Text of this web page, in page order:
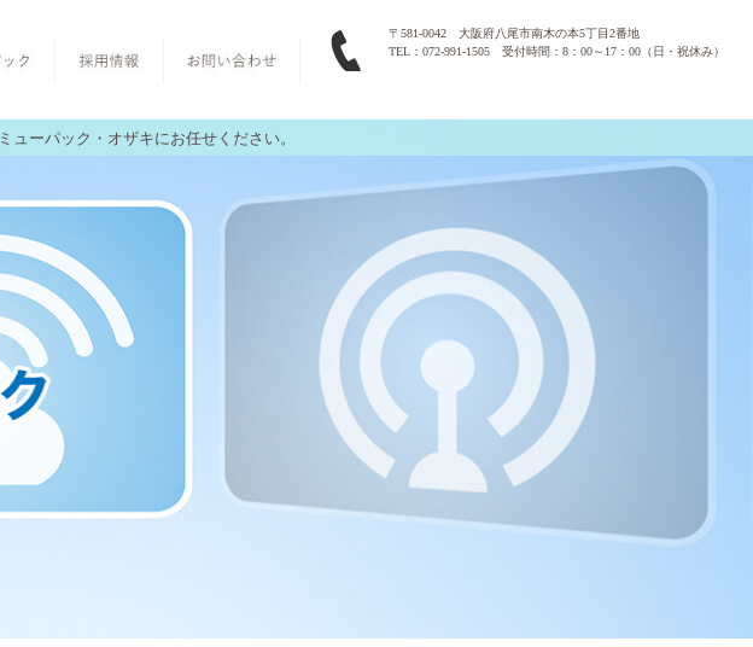
〒581-0042 大阪府八尾市南木の本5丁目2番地
TEL：072-991-1505 受付時間：8：00～17：00（日・祝休み）
ーパック・オザキにお任せください。